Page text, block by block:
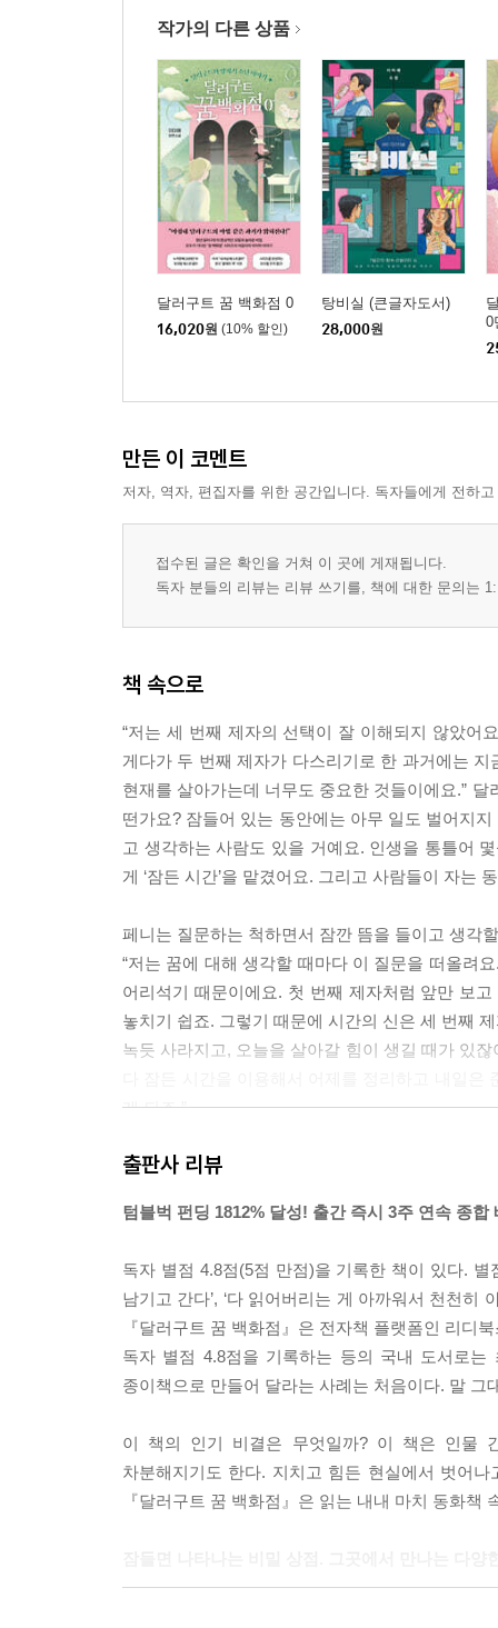
작가의 다른 상품
달러구트 꿈 백화점 0
16,020원 (10% 할인)
탕비실 (큰글자도서)
28,000원
0
만든 이 코멘트
저자, 역자, 편집자를 위한 공간입니다. 독자들에게 전하
접수된 글은 확인을 거쳐 이 곳에 게재됩니다.
독자 분들의 리뷰는 리뷰 쓰기를, 책에 대한 문의는
책 속으로
“저는 세 번째 제자의 선택이 잘 이해되지 않았어
게다가 두 번째 제자가 다스리기로 한 과거에는
현재를 살아가는데 너무도 중요한 것들이에요.”
떤가요? 잠들어 있는 동안에는 아무 일도 벌어지
고 생각하는 사람도 있을 거예요. 인생을 통틀어
게 ‘잠든 시간’을 맡겼어요. 그리고 사람들이 자는
페니는 질문하는 척하면서 잠깐 뜸을 들이고 생각
“저는 꿈에 대해 생각할 때마다 이 질문을 떠올려
어리석기 때문이에요. 첫 번째 제자처럼 앞만 보
놓치기 쉽죠. 그렇기 때문에 시간의 신은 세 번째
녹듯 사라지고, 오늘을 살아갈 힘이 생길 때가 있
게 되죠.”
‘평범한 일상’ 코너로, 소소한 여행이나 친구를 만
‘개봉 시 환불 불가’라고 적혀 있었다. 꿈 몇 개만이
상품을 구경하던 손님이 지나가던 2층 직원을 불러
“그건 어린 시절의 추억이에요. 좋아하는 추억들
제 경우에는 어머니 무릎을 베고 귀 청소를 받는
꿈결 같은 표정을 지었다.
“그럼요, 많은 손님께서 하룻밤에 2~3개씩은 가져
페니는 까치발을 들고 층 전체를 둘러봤다. 이 층
누고 있었다.
출판사 리뷰
텀블벅 펀딩 1812% 달성! 출간 즉시 3주 연속 종합
독자 별점 4.8점(5점 만점)을 기록한 책이 있다.
남기고 간다’, ‘다 읽어버리는 게 아까워서 천천히
『달러구트 꿈 백화점』은 전자책 플랫폼인 리디
독자 별점 4.8점을 기록하는 등의 국내 도서로
종이책으로 만들어 달라는 사례는 처음이다. 말 그
이 책의 인기 비결은 무엇일까? 이 책은 인물
차분해지기도 한다. 지치고 힘든 현실에서 벗어
『달러구트 꿈 백화점』은 읽는 내내 마치 동화책